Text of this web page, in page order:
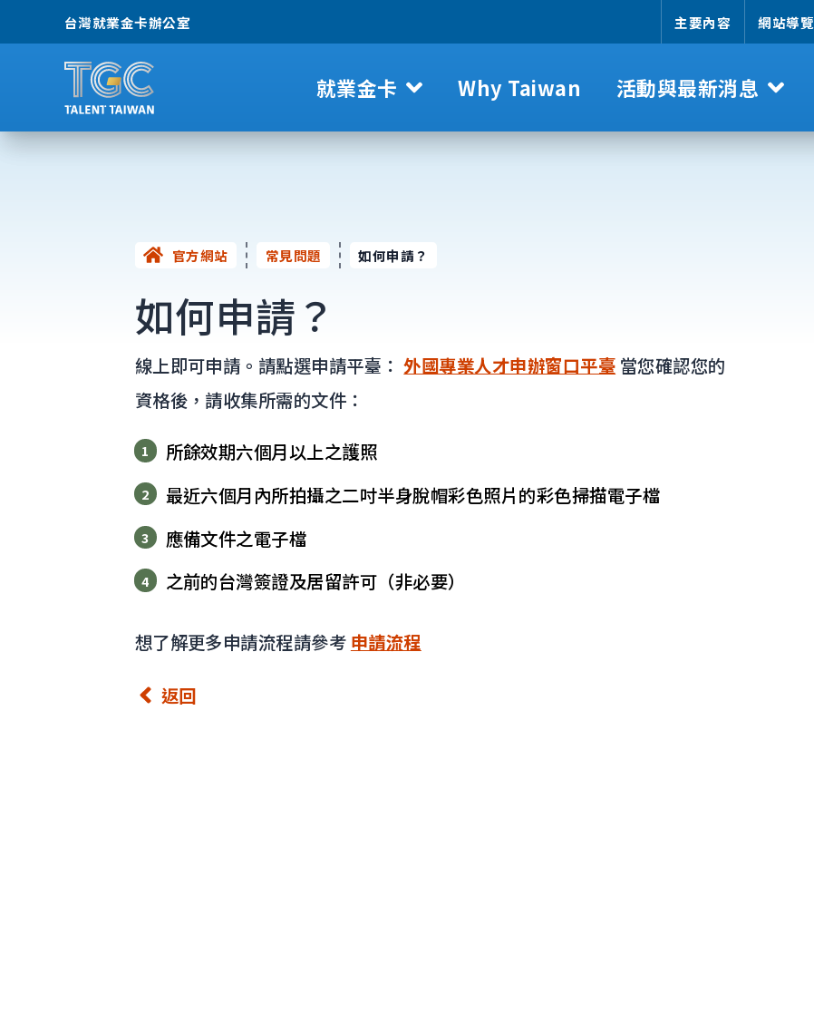
台灣就業金卡辦公室 主要內容 網站導覽
就業金卡 Why Taiwan 活動與最新消息
官方網站 常見問題 如何申請？
如何申請？
線上即可申請。請點選申請平臺：外國專業人才申辦窗口平臺 當您確認您的
資格後，請收集所需的文件：
所餘效期六個月以上之護照
最近六個月內所拍攝之二吋半身脫帽彩色照片的彩色掃描電子檔
應備文件之電子檔
之前的台灣簽證及居留許可（非必要）
想了解更多申請流程請參考 申請流程
返回